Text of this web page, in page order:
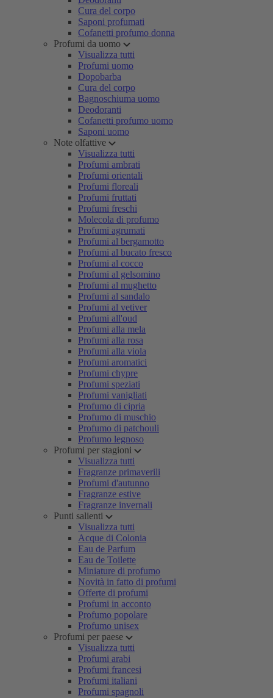
Cura del corpo
Saponi profumati
Cofanetti profumo donna
Profumi da uomo
Visualizza tutti
Profumi uomo
Dopobarba
Cura del corpo
Bagnoschiuma uomo
Deodoranti
Cofanetti profumo uomo
Saponi uomo
Note olfattive
Visualizza tutti
Profumi ambrati
Profumi orientali
Profumi floreali
Profumi fruttati
Profumi freschi
Molecola di profumo
Profumi agrumati
Profumi al bergamotto
Profumi al bucato fresco
Profumi al cocco
Profumi al gelsomino
Profumi al mughetto
Profumi al sandalo
Profumi al vetiver
Profumi all'oud
Profumi alla mela
Profumi alla rosa
Profumi alla viola
Profumi aromatici
Profumi chypre
Profumi speziati
Profumi vanigliati
Profumo di cipria
Profumo di muschio
Profumo di patchouli
Profumo legnoso
Profumi per stagioni
Visualizza tutti
Fragranze primaverili
Profumi d'autunno
Fragranze estive
Fragranze invernali
Punti salienti
Visualizza tutti
Acque di Colonia
Eau de Parfum
Eau de Toilette
Miniature di profumo
Novità in fatto di profumi
Offerte di profumi
Profumi in acconto
Profumo popolare
Profumo unisex
Profumi per paese
Visualizza tutti
Profumi arabi
Profumi francesi
Profumi italiani
Profumi spagnoli